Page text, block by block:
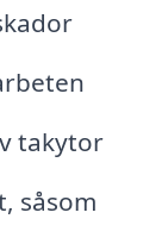
takytor
såsom